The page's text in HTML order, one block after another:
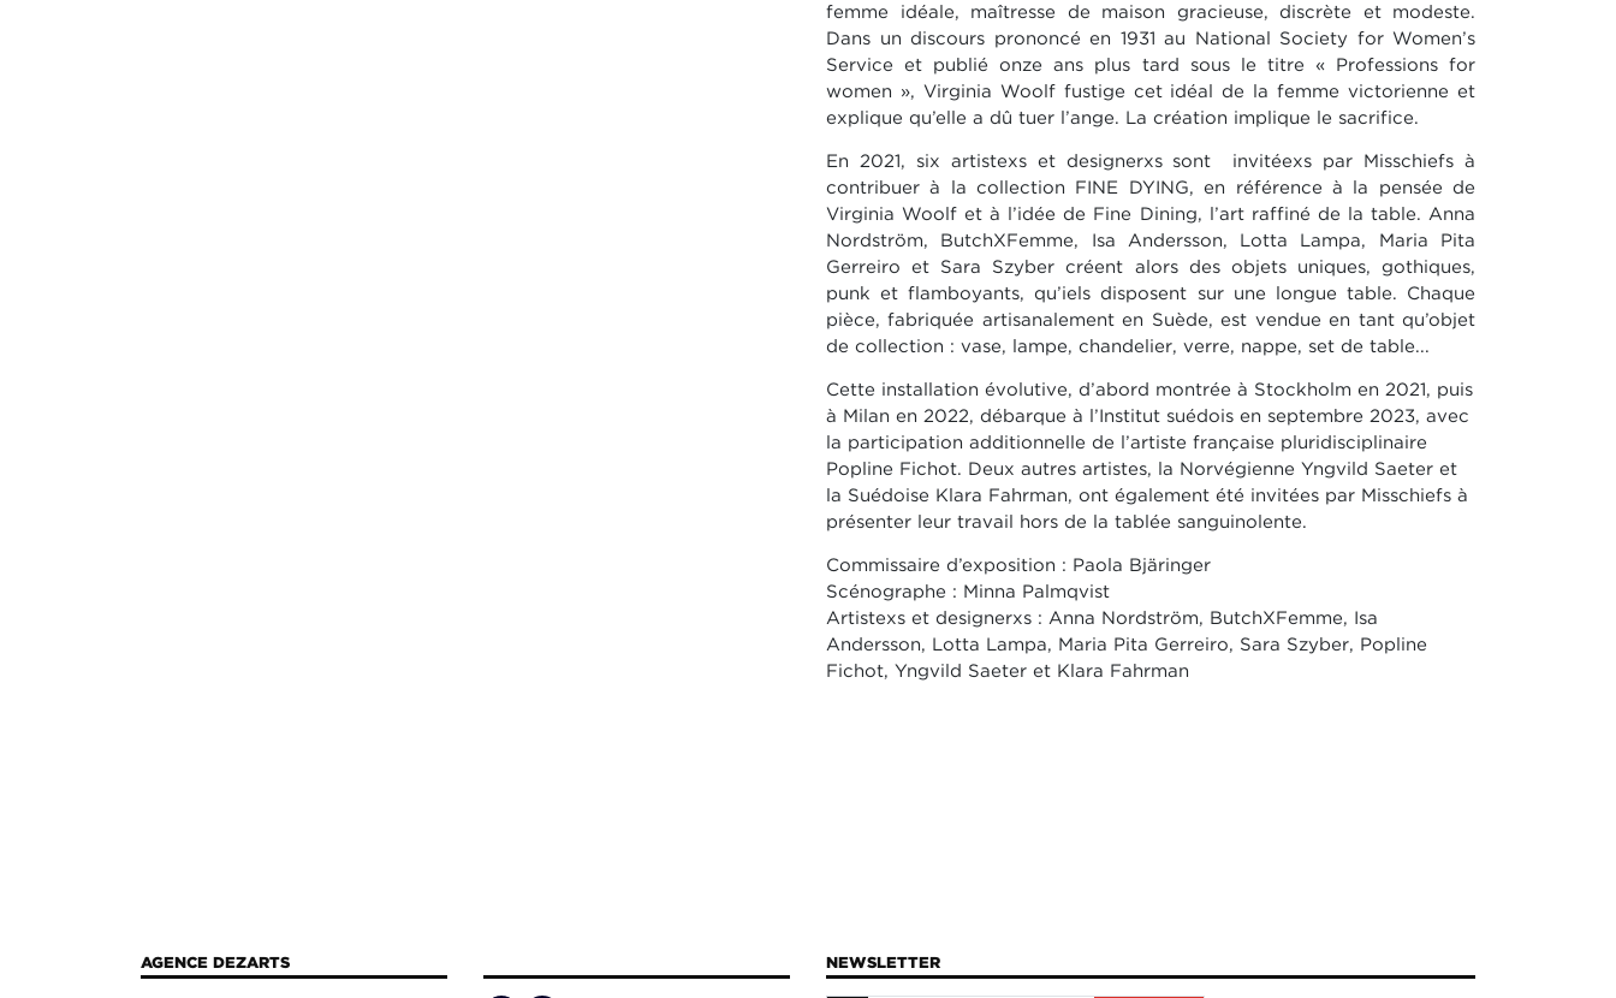
femme idéale, maîtresse de maison gracieuse, discrète et modeste.
Dans un discours prononcé en 1931 au National Society for Women’s
Service et publié onze ans plus tard sous le titre « Professions for
women », Virginia Woolf fustige cet idéal de la femme victorienne et
explique qu’elle a dû tuer l’ange. La création implique le sacrifice.
En 2021, six artistexs et designerxs sont invitéexs par Misschiefs à
contribuer à la collection FINE DYING, en référence à la pensée de
Virginia Woolf et à l’idée de Fine Dining, l’art raffiné de la table. Anna
Nordström, ButchXFemme, Isa Andersson, Lotta Lampa, Maria Pita
Gerreiro et Sara Szyber créent alors des objets uniques, gothiques,
punk et flamboyants, qu’iels disposent sur une longue table. Chaque
pièce, fabriquée artisanalement en Suède, est vendue en tant qu’objet
de collection : vase, lampe, chandelier, verre, nappe, set de table...
Cette installation évolutive, d’abord montrée à Stockholm en 2021, puis
à Milan en 2022, débarque à l’Institut suédois en septembre 2023, avec
la participation additionnelle de l’artiste française pluridisciplinaire
Popline Fichot. Deux autres artistes, la Norvégienne Yngvild Saeter et
la Suédoise Klara Fahrman, ont également été invitées par Misschiefs à
présenter leur travail hors de la tablée sanguinolente.
Commissaire d’exposition : Paola Bjäringer
Scénographe : Minna Palmqvist
Artistexs et designerxs : Anna Nordström, ButchXFemme, Isa
Andersson, Lotta Lampa, Maria Pita Gerreiro, Sara Szyber, Popline
Fichot, Yngvild Saeter et Klara Fahrman
AGENCE DEZARTS NEWSLETTER